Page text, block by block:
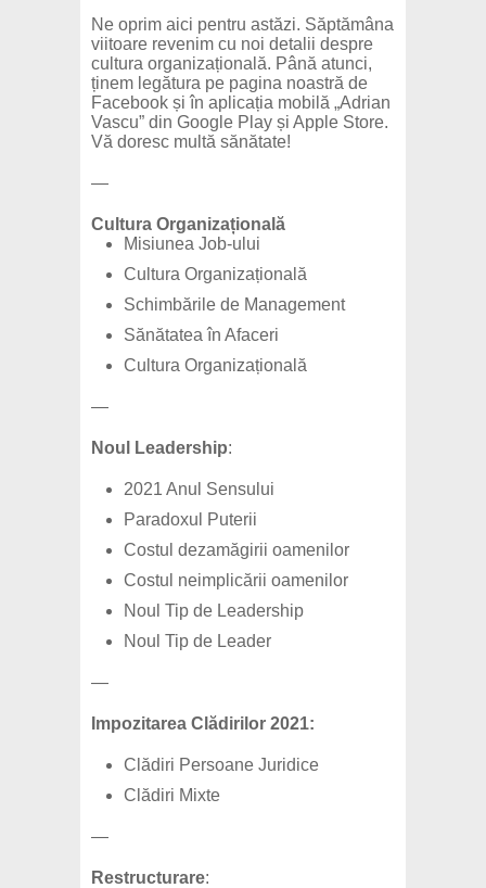
Ne oprim aici pentru astăzi. Săptămâna
viitoare revenim cu noi detalii despre
cultura organizațională. Până atunci,
ținem legătura pe pagina noastră de
Facebook și în aplicația mobilă „Adrian
Vascu” din Google Play și Apple Store.
Vă doresc multă sănătate!
—
Cultura Organizațională
Misiunea Job-ului
Cultura Organizațională
Schimbările de Management
Sănătatea în Afaceri
Cultura Organizațională
—
Noul Leadership:
2021 Anul Sensului
Paradoxul Puterii
Costul dezamăgirii oamenilor
Costul neimplicării oamenilor
Noul Tip de Leadership
Noul Tip de Leader
—
Impozitarea Clădirilor 2021:
Clădiri Persoane Juridice
Clădiri Mixte
—
Restructurare: